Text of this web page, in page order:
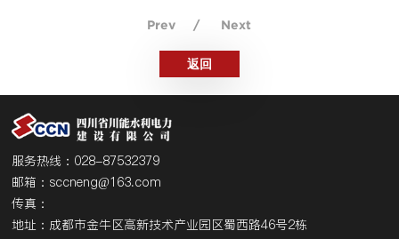
Prev / Next
返回
服务热线：028-87532379
邮箱：sccneng@163.com
传真：
地址：成都市金牛区高新技术产业园区蜀西路46号2栋